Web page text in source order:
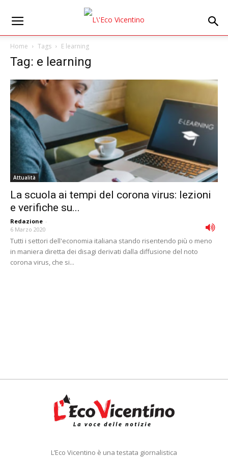
Home Tags E learning
Tag: e learning
Attualità
La scuola ai tempi del corona virus: lezioni
e verifiche su...
Redazione -
6 Marzo 2020
Tutti i settori dell'economia italiana stando risentendo più o meno
in maniera diretta dei disagi derivati dalla diffusione del noto
corona virus, che si...
L’Eco Vicentino è una testata giornalistica